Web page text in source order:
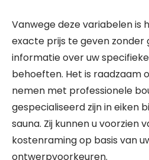
Vanwege deze variabelen is
exacte prijs te geven zonder
informatie over uw
behoeften. Het is raadzaam
nemen met professionele
gespecialiseerd zijn in eiken
sauna. Zij kunnen u voorzien
kostenraming op basis van
ontwerpvoorkeuren.